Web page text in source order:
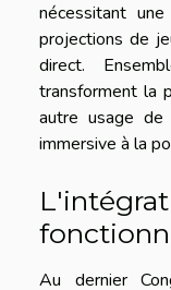
nécessitant
projections de
direct.
transforment la
autre usage de
immersive à la
Au dernier